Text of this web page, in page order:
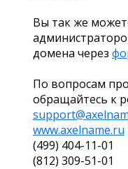
Вы так же
домена через
По вопросам
обращайтесь к
www.axelname.ru
(499) 404-11-01
(812) 309-51-01